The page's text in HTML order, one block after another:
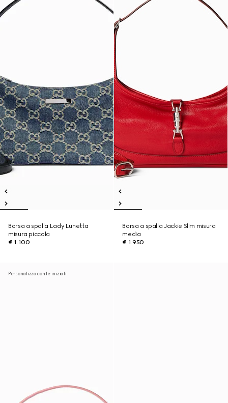
Borsa a spalla Lady Lunetta
misura piccola
€ 1.100
Borsa a spalla Jackie Slim misura
media
€ 1.950
Personalizza con le iniziali